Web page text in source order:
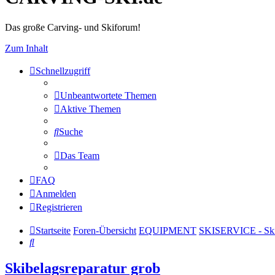
Das große Carving- und Skiforum!
Zum Inhalt
Schnellzugriff
Unbeantwortete Themen
Aktive Themen
Suche
Das Team
FAQ
Anmelden
Registrieren
Startseite Foren-Übersicht EQUIPMENT SKISERVICE -
Suche
Skibelagsreparatur grob